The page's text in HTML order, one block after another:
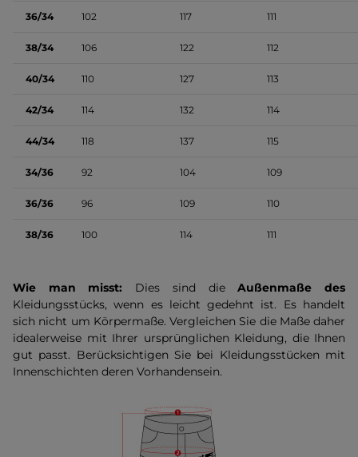
36/34 102 117 111
38/34 106 122 112
40/34 110 127 113
42/34 114 132 114
44/34 118 137 115
34/36 92 104 109
36/36 96 109 110
38/36 100 114 111
Wie man misst: Dies sind dieAußenmaße des
Kleidungsstücks, wenn es leicht gedehnt ist. Es handelt
sich nicht um Körpermaße. Vergleichen Sie die Maße daher
idealerweise mit Ihrer ursprünglichen Kleidung, die Ihnen
gut passt. Berücksichtigen Sie bei Kleidungsstücken mit
Innenschichten deren Vorhandensein.